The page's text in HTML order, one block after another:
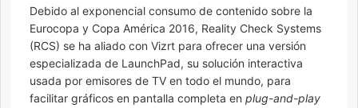
Debido al exponencial consumo de contenido sobre la
Eurocopa y Copa América 2016, Reality Check Systems
(RCS) se ha aliado con Vizrt para ofrecer una versión
especializada de LaunchPad, su solución interactiva
usada por emisores de TV en todo el mundo, para
facilitar gráficos en pantalla completa en plug-and-play